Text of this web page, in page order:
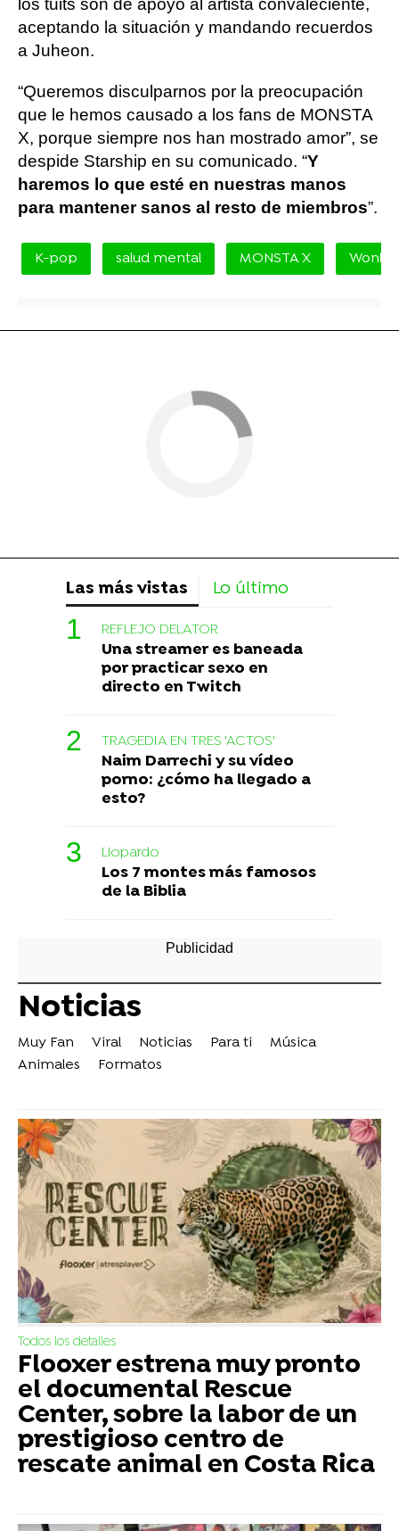
los tuits son de apoyo al artista convaleciente,
aceptando la situación y mandando recuerdos
a Juheon.
“Queremos disculparnos por la preocupación
que le hemos causado a los fans de MONSTA
X, porque siempre nos han mostrado amor”, se
despide Starship en su comunicado. “Y
haremos lo que esté en nuestras manos
para mantener sanos al resto de miembros”.
K-pop salud mental MONSTA X Wonho
Las más vistas Lo último
REFLEJO DELATOR
Una streamer es baneada
por practicar sexo en
directo en Twitch
TRAGEDIA EN TRES 'ACTOS'
Naim Darrechi y su vídeo
porno: ¿cómo ha llegado a
esto?
Liopardo
Los 7 montes más famosos
de la Biblia
Noticias
Muy Fan Viral Noticias Para ti
Música
Animales
Formatos
Todos los detalles
Flooxer estrena muy pronto
el documental Rescue
Center, sobre la labor de un
prestigioso centro de
rescate animal en Costa Rica